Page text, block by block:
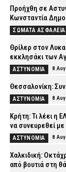
Προήχθη σε
Κωνσταντία
ΣΩΜΑΤΑ
Θρίλερ στον
εκκλησάκι των
ΑΣΤΥΝΟΜΙΑ 8
Θεσσαλονίκη:
ΑΣΤΥΝΟΜΙΑ 8
Κρήτη: Τι λέει η
να συνευρεθεί με
ΑΣΤΥΝΟΜΙΑ 8
Χαλκιδική:
από βουτιά στη